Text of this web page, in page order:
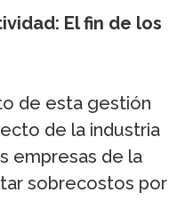
El fin de los
de esta gestión
de la industria
empresas de la
sobrecostos por